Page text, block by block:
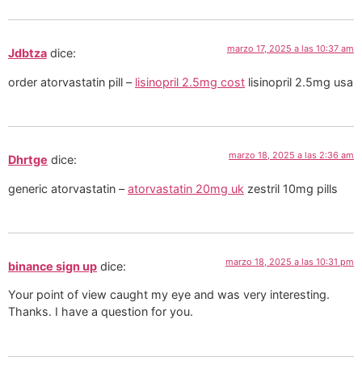
Jdbtza dice: marzo 17, 2025 a las 10:37 am
order atorvastatin pill – lisinopril 2.5mg cost lisinopril 2.5mg usa
Dhrtge dice: marzo 18, 2025 a las 2:36 am
generic atorvastatin –atorvastatin 20mg uk zestril 10mg pills
binance sign up dice: marzo 18, 2025 a las 10:31 pm
Your point of view caught my eye and was very interesting.
Thanks. I have a question for you.